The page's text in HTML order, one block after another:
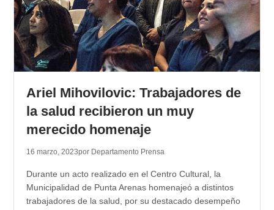
Ariel Mihovilovic: Trabajadores de
la salud recibieron un muy
merecido homenaje
16 marzo, 2023por Departamento Prensa
Durante un acto realizado en el Centro Cultural, la
Municipalidad de Punta Arenas homenajeó a distintos
trabajadores de la salud, por su destacado desempeño